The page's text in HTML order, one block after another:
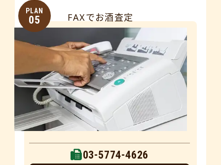
PLAN
05 FAXでお酒査定
03-5774-4626